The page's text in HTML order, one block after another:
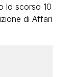
lo scorso 10
di Affari